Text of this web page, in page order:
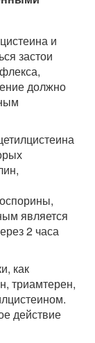
и
застои
должно
является
2 часа
как
триамтерен,
действие